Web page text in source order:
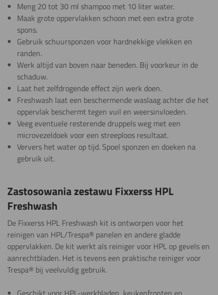
Meng 20 tot 30 ml shampoo met 10 liter water.
Maak grote oppervlakken schoon met een extra grote
spons.
Gebruik schuursponzen voor hardnekkige vlekken en
randen.
Werk altijd van boven naar beneden. Bij voorkeur in de
schaduw.
Laat het zelfdrogende effect zijn werk doen.
Freshwash laat een beschermende waslaag achter die het
oppervlak beschermt tegen vuil en weersinvloeden.
Veeg eventuele resterende druppels weg met een
microvezeldoek voor een streeploos resultaat.
Ververs het water op tijd. Spoel sponzen en doeken na
gebruik uit.
Zastosowania zestawu Fixxerss HPL
Freshwash
De Fixxerss HPL Freshwash kit is ontworpen voor het
reinigen van HPL/Trespa® panelen en andere gladde
oppervlakken. De kit werkt als reiniger voor HPL op gevels en
aanrechtbladen. Het is tevens een praktische reiniger voor
Trespa® bij veelvuldig gebruik.